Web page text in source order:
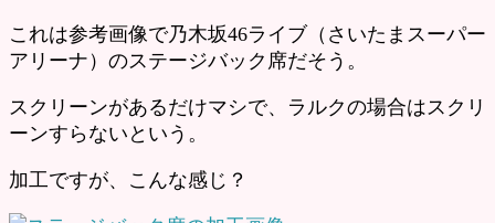
これは参考画像で乃木坂46ライブ（さいたまスーパー
アリーナ）のステージバック席だそう。
スクリーンがあるだけマシで、ラルクの場合はスクリ
ーンすらないという。
加工ですが、こんな感じ？